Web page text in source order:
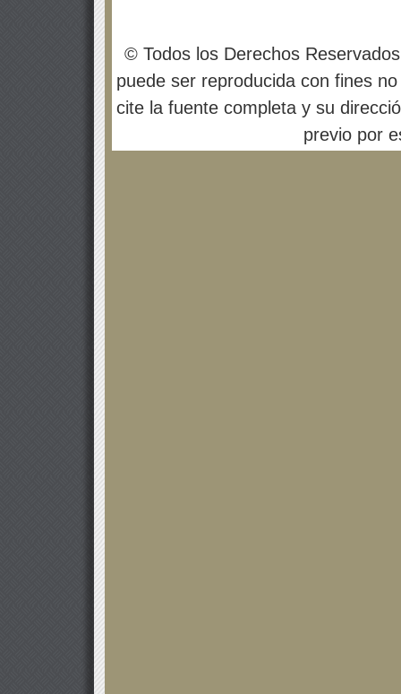
© Todos los Derechos
puede ser reproducida con fines
cite la fuente completa y su
previo por